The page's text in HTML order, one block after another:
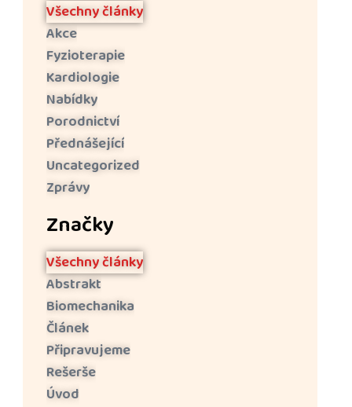
Akce
Fyzioterapie
Kardiologie
Nabídky
Porodnictví
Přednášející
Uncategorized
Zprávy
Všechny články
Značky
Abstrakt
Biomechanika
Článek
Připravujeme
Rešerše
Úvod
Všechny články